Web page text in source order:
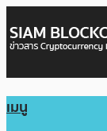
เมนู